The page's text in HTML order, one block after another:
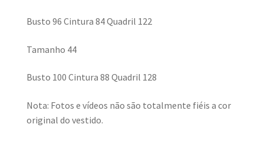
Busto 96 Cintura 84 Quadril 122
Tamanho 44
Busto 100 Cintura 88 Quadril 128
Nota: Fotos e vídeos não são totalmente fiéis a cor
original do vestido.